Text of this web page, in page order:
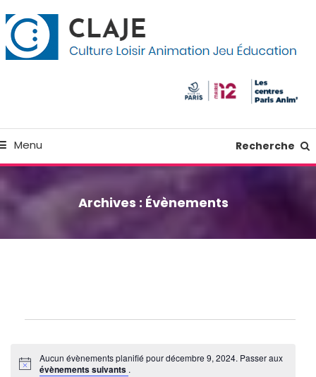
Menu Recherche
Archives : Évènements
décembre
Notice
Aucun évènements planifié pour décembre 9, 2024. Passer aux
évènements suivants .